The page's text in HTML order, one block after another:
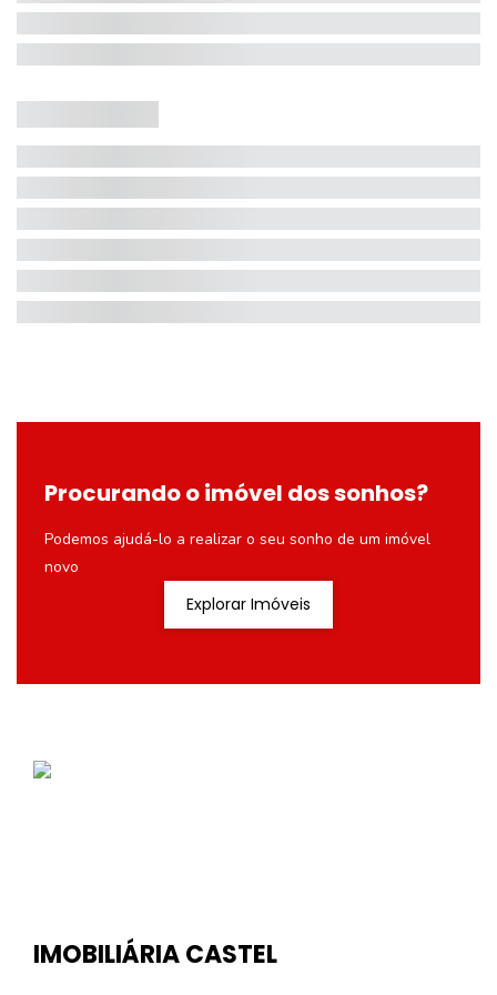
Procurando o imóvel dos sonhos?
Podemos ajudá-lo a realizar o seu sonho de um imóvel
novo
Explorar Imóveis
IMOBILIÁRIA CASTEL